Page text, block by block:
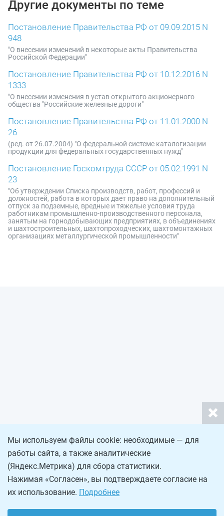
Другие документы по теме
Постановление Правительства РФ от 09.09.2015 N
948
"О внесении изменений в некоторые акты Правительства
Российской Федерации"
Постановление Правительства РФ от 10.12.2016 N
1333
"О внесении изменения в устав открытого акционерного
общества "Российские железные дороги"
Постановление Правительства РФ от 11.01.2000 N
26
(ред. от 26.07.2004) "О федеральной системе каталогизации
продукции для федеральных государственных нужд"
Постановление Госкомтруда СССР от 05.02.1991 N
23
"Об утверждении Списка производств, работ, профессий и
должностей, работа в которых дает право на дополнительный
отпуск за подземные, вредные и тяжелые условия труда
работникам промышленно-производственного персонала,
занятым на горнодобывающих предприятиях, в объединениях
и шахтостроительных, шахтопроходческих, шахтомонтажных
организациях металлургической промышленности"
Мы используем файлы cookie: необходимые — для
работы сайта, а также аналитические
(Яндекс.Метрика) для сбора статистики.
Нажимая «Согласен», вы подтверждаете согласие на
их использование. Подробнее